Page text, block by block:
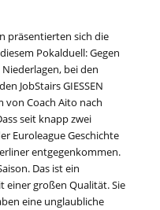
präsentierten sich die
Pokalduell: Gegen
bei den
JobStairs GIESSEN
von Coach Aito nach
seit knapp zwei
Euroleague Geschichte
entgegenkommen.
Das ist ein
einer großen Qualität. Sie
eine unglaubliche